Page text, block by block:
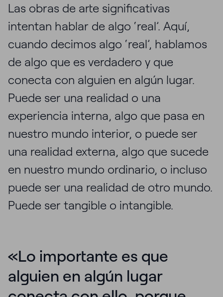
Las obras de arte significativas
intentan hablar de algo ‘real’. Aquí,
cuando decimos algo ‘real’, hablamos
de algo que es verdadero y que
conecta con alguien en algún lugar.
Puede ser una realidad o una
experiencia interna, algo que pasa en
nuestro mundo interior, o puede ser
una realidad externa, algo que sucede
en nuestro mundo ordinario, o incluso
puede ser una realidad de otro mundo.
Puede ser tangible o intangible.
«Lo importante es que
alguien en algún lugar